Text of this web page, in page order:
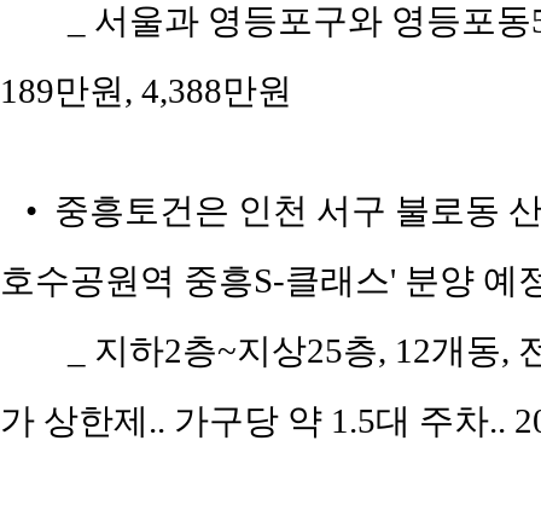
_ 서울과 영등포구와 영등포
189만원, 4,388만원
• 중흥토건은 인천 서구 불로동
호수공원역 중흥S-클래스' 분양 예
_ 지하2층~지상25층, 12개동,
가 상한제.. 가구당 약 1.5대 주차..